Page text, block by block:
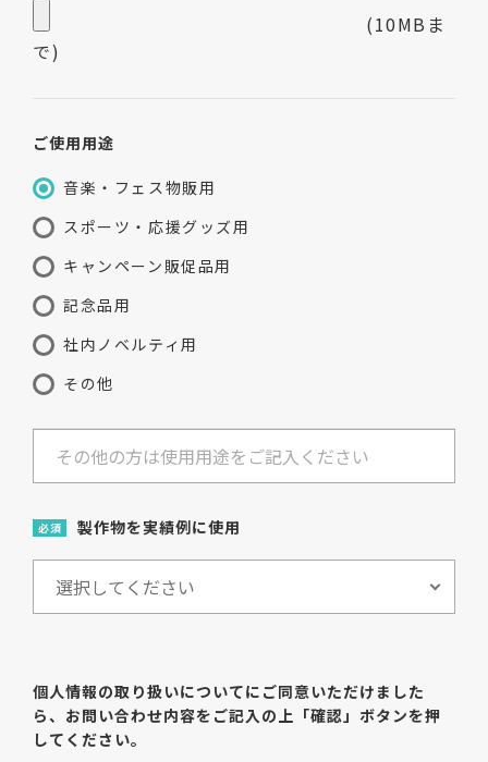
(10MBま
で)
ご使用用途
音楽・フェス物販用
スポーツ・応援グッズ用
キャンペーン販促品用
記念品用
社内ノベルティ用
その他
必須 製作物を実績例に使用
個人情報の取り扱いについてにご同意いただけました
ら、 お問い合わせ内容をご記入の上「確認」ボタンを押
してください。